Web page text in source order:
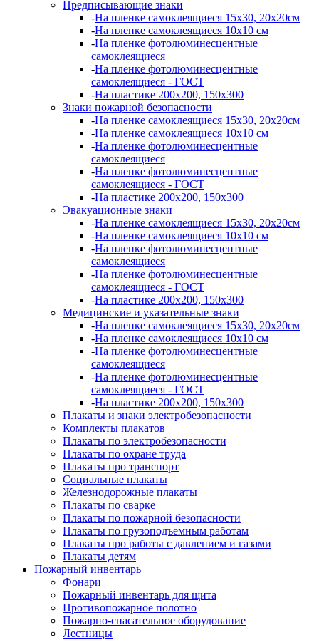
Предписывающие знаки
-На пленке самоклеящиеся 15х30, 20х20см
-На пленке самоклеящиеся 10х10 см
-На пленке фотолюминесцентные
самоклеящиеся
-На пленке фотолюминесцентные
самоклеящиеся - ГОСТ
-На пластике 200х200, 150х300
Знаки пожарной безопасности
-На пленке самоклеящиеся 15х30, 20х20см
-На пленке самоклеящиеся 10х10 см
-На пленке фотолюминесцентные
самоклеящиеся
-На пленке фотолюминесцентные
самоклеящиеся - ГОСТ
-На пластике 200х200, 150х300
Эвакуационные знаки
-На пленке самоклеящиеся 15х30, 20х20см
-На пленке самоклеящиеся 10х10 см
-На пленке фотолюминесцентные
самоклеящиеся
-На пленке фотолюминесцентные
самоклеящиеся - ГОСТ
-На пластике 200х200, 150х300
Медицинские и указательные знаки
-На пленке самоклеящиеся 15х30, 20х20см
-На пленке самоклеящиеся 10х10 см
-На пленке фотолюминесцентные
самоклеящиеся
-На пленке фотолюминесцентные
самоклеящиеся - ГОСТ
-На пластике 200х200, 150х300
Плакаты и знаки электробезопасности
Комплекты плакатов
Плакаты по электробезопасности
Плакаты по охране труда
Плакаты про транспорт
Социальные плакаты
Железнодорожные плакаты
Плакаты по сварке
Плакаты по пожарной безопасности
Плакаты по грузоподъемным работам
Плакаты про работы с давлением и газами
Плакаты детям
Пожарный инвентарь
Фонари
Пожарный инвентарь для щита
Противопожарное полотно
Пожарно-спасательное оборудование
Лестницы